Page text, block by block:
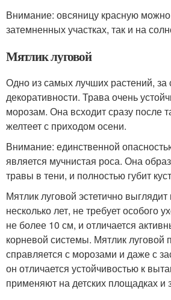
Внимание: овсяницу красную
затемненных участках, так и на
Мятлик луговой
Одно из самых лучших растений, за
декоративности. Трава очень
морозам. Она всходит сразу после
желтеет с приходом осени.
Внимание: единственной
является мучнистая роса. Она
травы в тени, и полностью губит
Мятлик луговой эстетично
несколько лет, не требует особого
не более 10 см, и отличается
корневой системы. Мятлик луговой
справляется с морозами и даже с
он отличается устойчивостью к
применяют на детских площадках и